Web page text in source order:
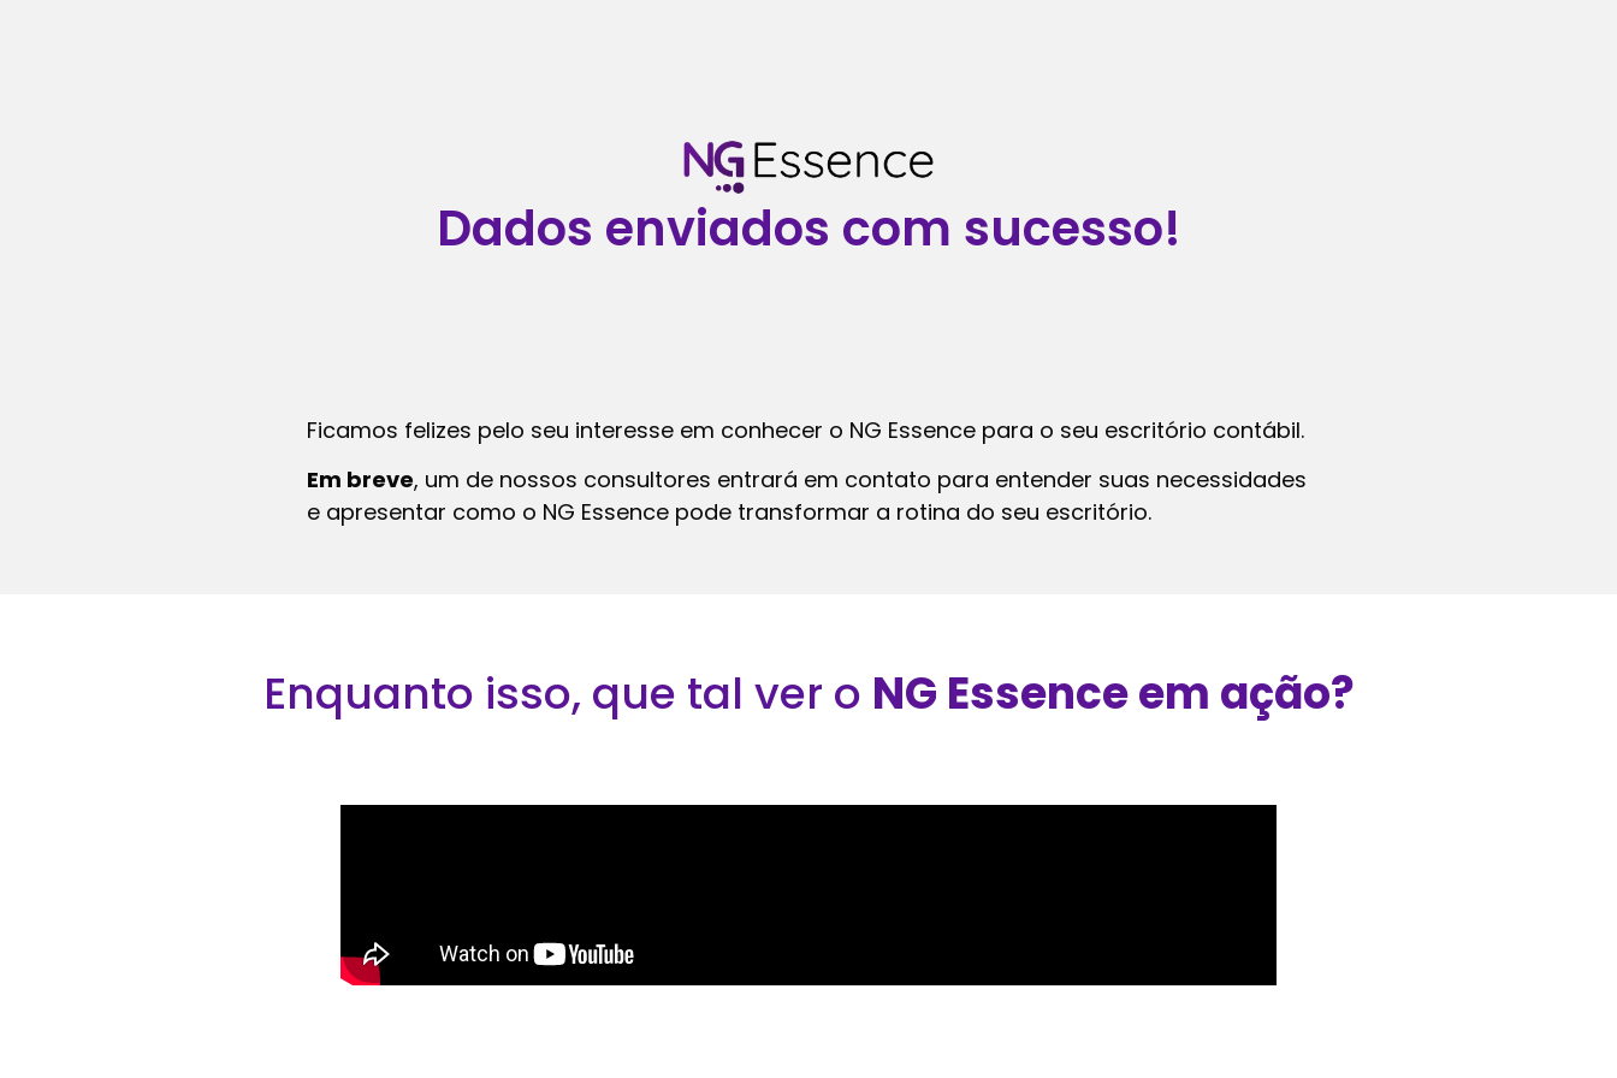
Dados enviados com sucesso!
Ficamos felizes pelo seu interesse em conhecer o NG Essence para o seu escritório contábil.
Em breve, um de nossos consultores entrará em contato para entender suas necessidades
e apresentar como o NG Essence pode transformar a rotina do seu escritório.
Enquanto isso, que tal ver o NG Essence em ação?